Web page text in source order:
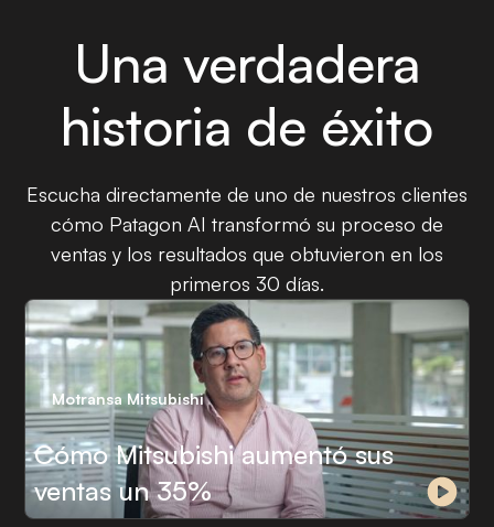
Una verdadera
historia de éxito
Escucha directamente de uno de nuestros clientes
cómo Patagon AI transformó su proceso de
ventas y los resultados que obtuvieron en los
primeros 30 días.
Motransa Mitsubishi
Cómo Mitsubishi aumentó sus
ventas un 35%